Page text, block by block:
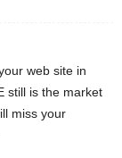
web site in
still is the market
miss your